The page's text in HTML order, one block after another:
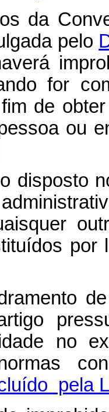
da
pelo
for
de
pessoa
disposto
no
pela